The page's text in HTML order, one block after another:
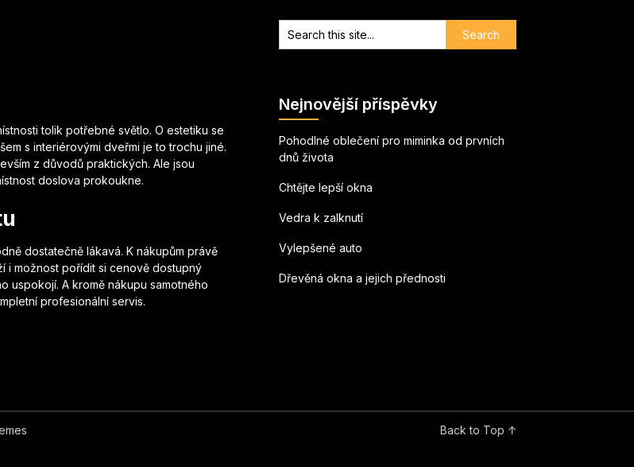
tolik potřebné světlo. O estetiku se
s interiérovými dveřmi je to trochu jiné.
z důvodů praktických. Ale jsou
doslova prokoukne.
dostatečně lákavá. K nákupům právě
i možnost pořídit si cenově dostupný
uspokojí. A kromě nákupu samotného
profesionální servis.
Nejnovější příspěvky
Pohodlné oblečení pro miminka od prvních
dnů života
Chtějte lepší okna
Vedra k zalknutí
Vylepšené auto
Dřevěná okna a jejich přednosti
Back to Top ↑